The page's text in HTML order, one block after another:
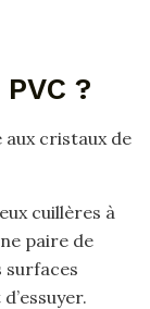
?
aux cristaux de
cuillères à
paire de
surfaces